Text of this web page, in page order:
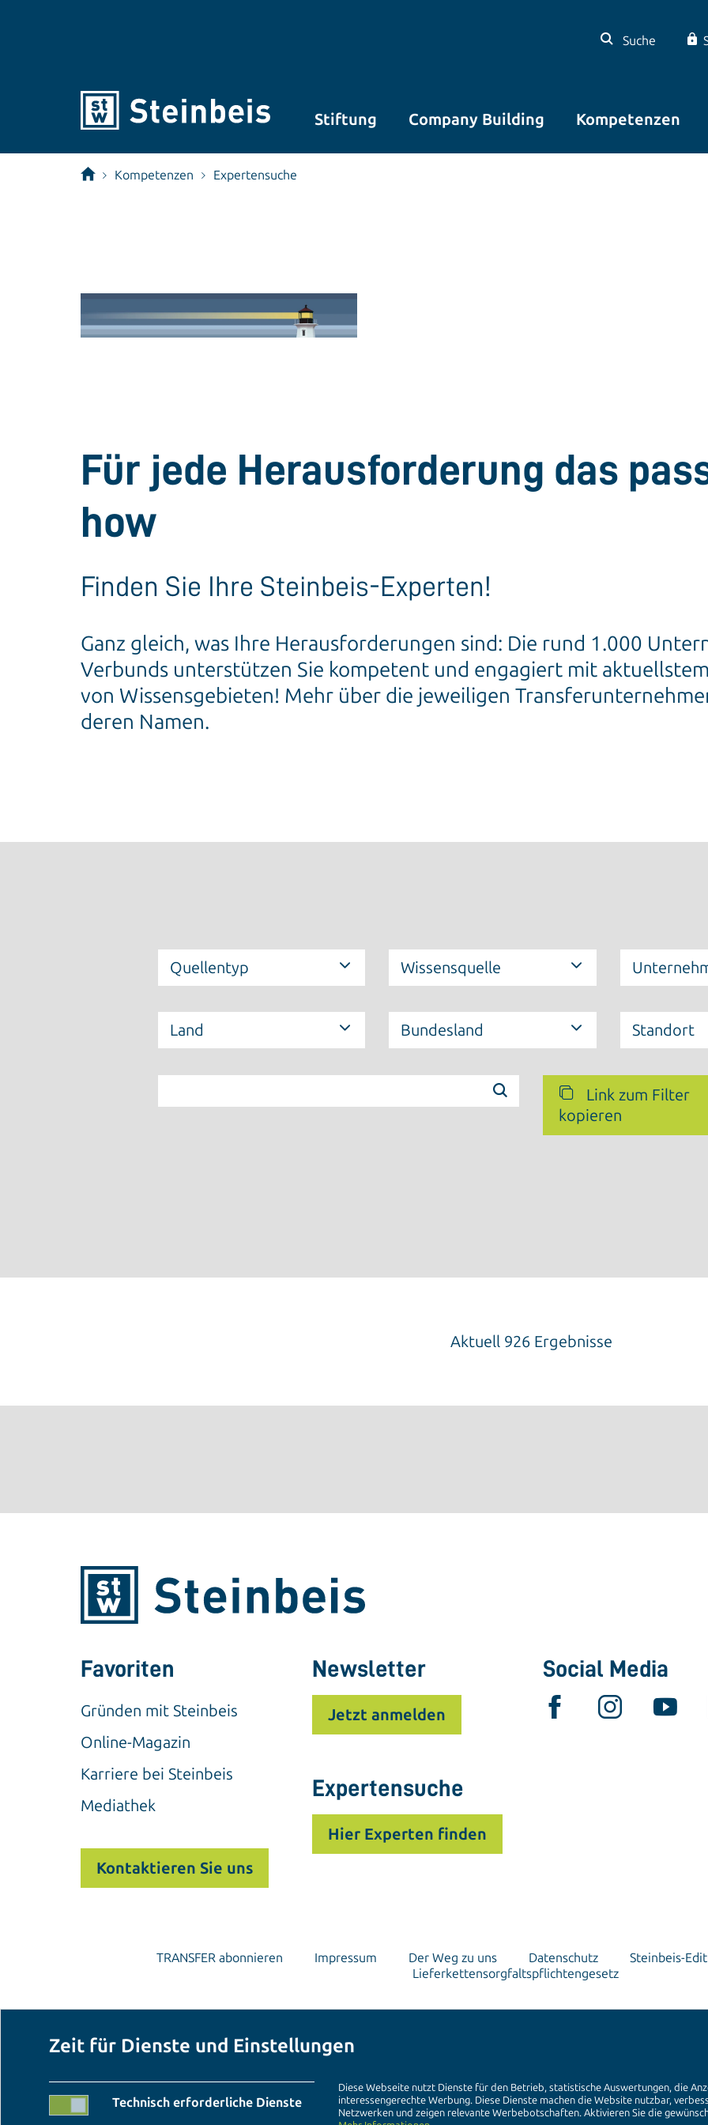
Suche
Stiftung Company Building Kompetenzen
Kompetenzen Expertensuche
Für jede Herausforderung das
how
Finden Sie Ihre Steinbeis-Experten!
Ganz gleich, was Ihre Herausforderungen sind: Die rund 1.000
Verbunds unterstützen Sie kompetent und engagiert mit
von Wissensgebieten! Mehr über die jeweiligen
deren Namen.
Quellentyp Wissensquelle
Land Bundesland Standort
Link zum Filter
kopieren
Aktuell 926 Ergebnisse
Favoriten
Gründen mit Steinbeis
Online-Magazin
Karriere bei Steinbeis
Mediathek
Kontaktieren Sie uns
Newsletter
Jetzt anmelden
Expertensuche
Hier Experten finden
Social Media
TRANSFER abonnieren Impressum Der Weg zu uns Datenschutz Steinbeis-
Lieferkettensorgfaltspflichtengesetz